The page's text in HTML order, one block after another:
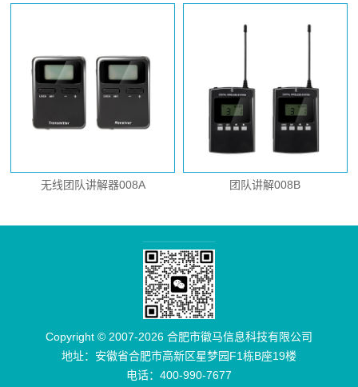
无线团队讲解器008A 团队讲解008B
Copyright © 2007-2026 合肥市徽马信息科技有限公司
地址：安徽省合肥市高新区星梦园F1栋B座19楼
电话：400-990-7677